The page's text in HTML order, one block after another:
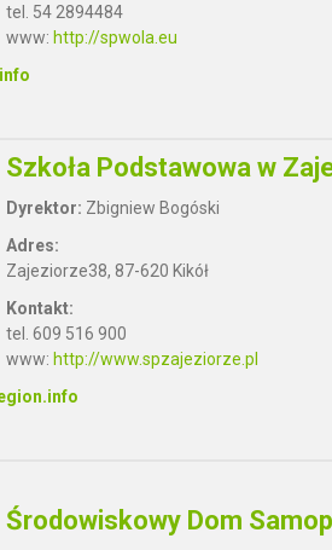
tel. 54 2894484
www: http://spwola.eu
Szkoła Podstawowa w
Dyrektor: Zbigniew Bogóski
Adres:
Zajeziorze38, 87-620 Kikół
Kontakt:
tel. 609 516 900
www: http://www.spzajeziorze.pl
Środowiskowy Dom